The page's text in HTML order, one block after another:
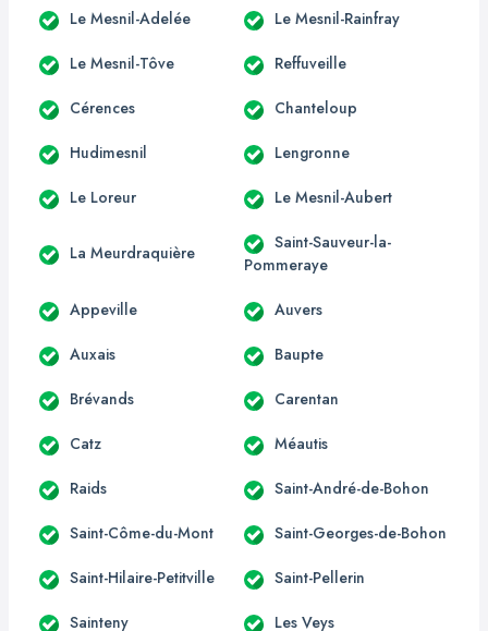
Le Mesnil-Adelée Le Mesnil-Rainfray
Le Mesnil-Tôve Reffuveille
Cérences Chanteloup
Hudimesnil Lengronne
Le Loreur Le Mesnil-Aubert
La Meurdraquière
Saint-Sauveur-la-
Pommeraye
Appeville Auvers
Auxais Baupte
Brévands Carentan
Catz Méautis
Raids Saint-André-de-Bohon
Saint-Côme-du-Mont Saint-Georges-de-Bohon
Saint-Hilaire-Petitville Saint-Pellerin
Sainteny Les Veys